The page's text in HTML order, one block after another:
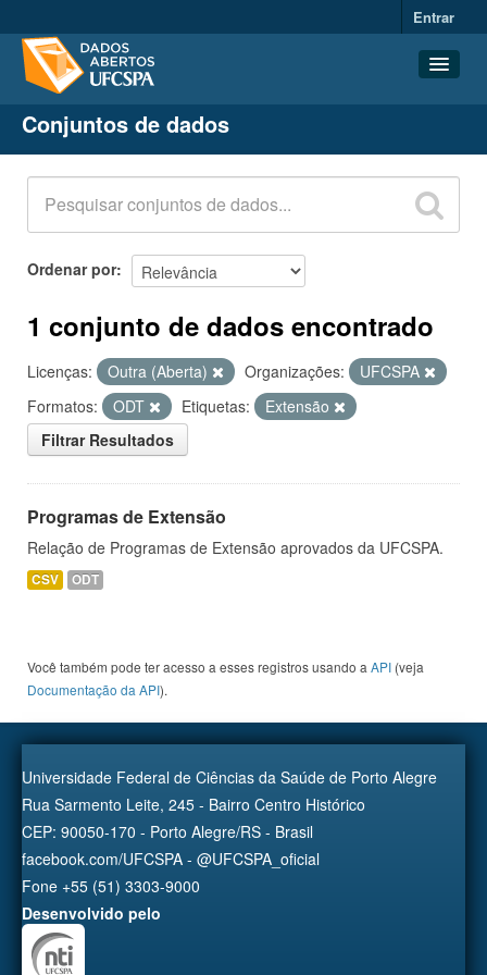
Entrar
Conjuntos de dados
Organizações
Grupos
Sobre
Conjuntos de dados
Ordenar por
1 conjunto de dados encontrado
Licenças: Outra (Aberta) Organizações:
UFCSPA
Formatos:
ODT Etiquetas:
Extensão
Filtrar Resultados
Programas de Extensão
Relação de Programas de Extensão aprovados da UFCSPA.
CSV ODT
Você também pode ter acesso a esses registros usando a API (veja
Documentação da API).
Universidade Federal de Ciências da Saúde de Porto Alegre
Rua Sarmento Leite, 245 - Bairro Centro Histórico
CEP: 90050-170 - Porto Alegre/RS - Brasil
facebook.com/UFCSPA - @UFCSPA_oficial
Fone +55 (51) 3303-9000
Desenvolvido pelo